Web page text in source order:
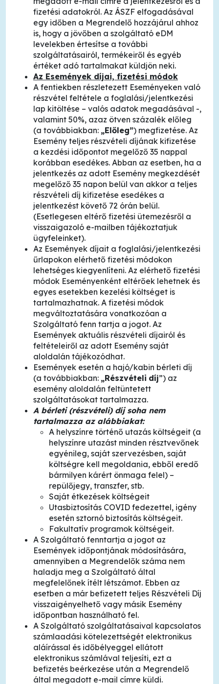
fizetési adatokról. Az ÁSZF elfogadásával
egy időben a Megrendelő hozzájárul ahhoz
is, hogy a jövőben a szolgáltató eDM
levelekben értesítse a további
szolgáltatásairól, termékeiről és egyéb
értéket adó tartalmakat küldjön neki.
Az Események díjai, fizetési módok
A fentiekben részletezett Eseményeken való
részvétel feltétele a foglalási/jelentkezési
lap kitöltése – valós adatok megadásával -,
valamint 50%, azaz ötven százalék előleg
(a továbbiakban: „Előleg”) megfizetése. Az
Esemény teljes részvételi díjának kifizetése
a kezdési időpontot megelőző 35 nappal
korábban esedékes. Abban az esetben, ha a
jelentkezés az adott Esemény megkezdését
megelőző 35 napon belül van akkor a teljes
részvételi díj kifizetése esedékes a
jelentkezést követő 72 órán belül.
(Esetlegesen eltérő fizetési ütemezésről a
visszaigazoló e-mailben tájékoztatjuk
ügyfeleinket).
Az Események díjait a foglalási/jelentkezési
űrlapokon elérhető fizetési módokon
lehetséges kiegyenlíteni. Az elérhető fizetési
módok Eseményenként eltérőek lehetnek és
egyes esetekben kezelési költséget is
tartalmazhatnak. A fizetési módok
megváltoztatására vonatkozóan a
Szolgáltató fenn tartja a jogot. Az
Események aktuális részvételi díjairól és
feltételeiről az adott Esemény saját
aloldalán tájékozódhat.
Események esetén a hajó/kabin bérleti díj
(a továbbiakban: „Részvételi díj”) az
esemény aloldalán feltüntetett
szolgáltatásokat tartalmazza.
A bérleti (részvételi) díj soha nem
tartalmazza az alábbiakat:
A helyszínre történő utazás költségeit (a
helyszínre utazást minden résztvevőnek
egyénileg, saját szervezésben, saját
költségre kell megoldania, ebből eredő
bármilyen kárért önmaga felel) –
repülőjegy, transzfer, stb.
Saját étkezések költségeit
Utasbiztosítás COVID fedezettel, igény
esetén sztornó biztosítás költségeit.
Fakultatív programok költségeit.
A Szolgáltató fenntartja a jogot az
Események időpontjának módosítására,
amennyiben a Megrendelők száma nem
haladja meg a Szolgáltató által
megfelelőnek ítélt létszámot. Ebben az
esetben a már befizetett teljes Részvételi Díj
visszaigényelhető vagy másik Esemény
időpontban használható fel.
A Szolgáltató szolgáltatásaival kapcsolatos
számlaadási kötelezettségét elektronikus
aláírással és időbélyeggel ellátott
elektronikus számlával teljesíti, ezt a
befizetés beérkezése után a Megrendelő
által megadott e-mail címre küldi.